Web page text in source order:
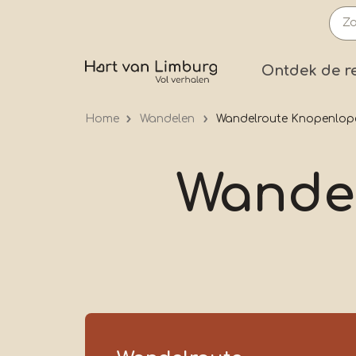
Ontdek de
Home Wandelen Wandelroute